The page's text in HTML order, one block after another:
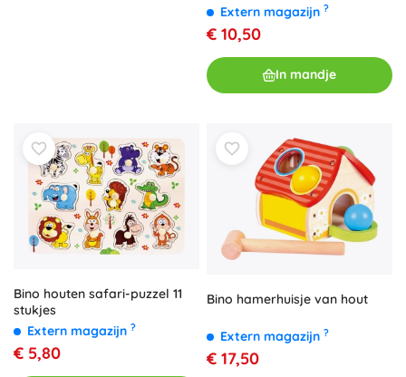
Extern magazijn ?
€ 10,50
In mandje
Bino houten safari-puzzel 11
stukjes
Extern magazijn ?
€ 5,80
Bino hamerhuisje van hout
Extern magazijn ?
€ 17,50